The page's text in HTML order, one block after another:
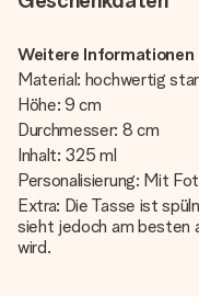
Weitere Informationen
Material: hochwertig
Höhe: 9 cm
Durchmesser: 8 cm
Inhalt: 325 ml
Personalisierung: Mit
Extra: Die Tasse ist
sieht jedoch am besten
wird.